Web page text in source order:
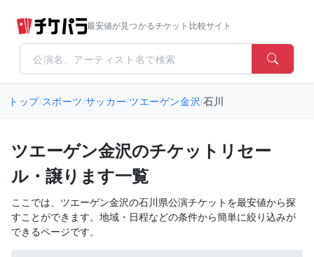
最安値が見つかるチケット比較サイト
トップ/スポーツ/サッカー/ツエーゲン金沢/石川
ツエーゲン金沢のチケットリセー
ル・譲ります一覧
ここでは、ツエーゲン金沢の石川県公演チケットを最安値から探
すことができます。地域・日程などの条件から簡単に絞り込みが
できるページです。